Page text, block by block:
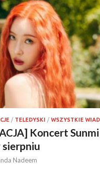
/ TELEDYSKI / WSZYSTKIE
Koncert
sierpniu
Nadeem